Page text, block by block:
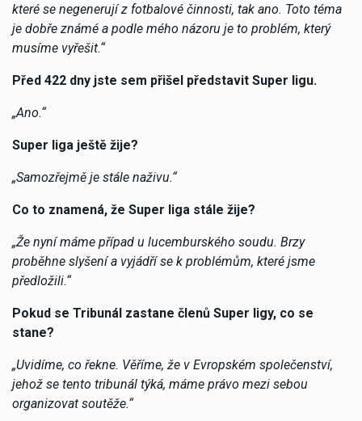
které se negenerují z fotbalové činnosti, tak ano. Toto téma
je dobře známé a podle mého názoru je to problém, který
musíme vyřešit.“
Před 422 dny jste sem přišel představit Super ligu.
„Ano.“
Super liga ještě žije?
„Samozřejmě je stále naživu.“
Co to znamená, že Super liga stále žije?
„Že nyní máme případ u lucemburského soudu. Brzy
proběhne slyšení a vyjádří se k problémům, které jsme
předložili.“
Pokud se Tribunál zastane členů Super ligy, co se
stane?
„Uvidíme, co řekne. Věříme, že v Evropském společenství,
jehož se tento tribunál týká, máme právo mezi sebou
organizovat soutěže.“